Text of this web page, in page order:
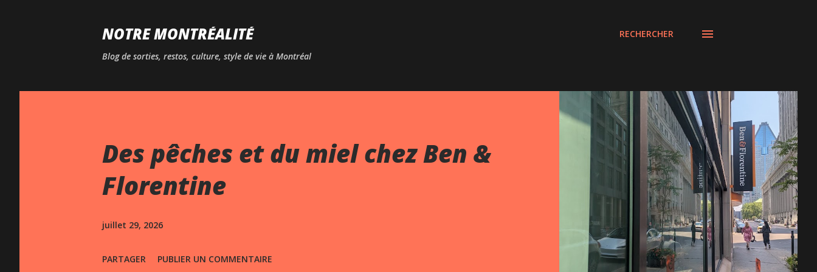
NOTRE MONTRÉALITÉ
Blog de sorties, restos, culture, style de vie à Montréal
RECHERCHER
Des pêches et du miel chez Ben &
Florentine
juillet 29, 2026
PARTAGER PUBLIER UN COMMENTAIRE